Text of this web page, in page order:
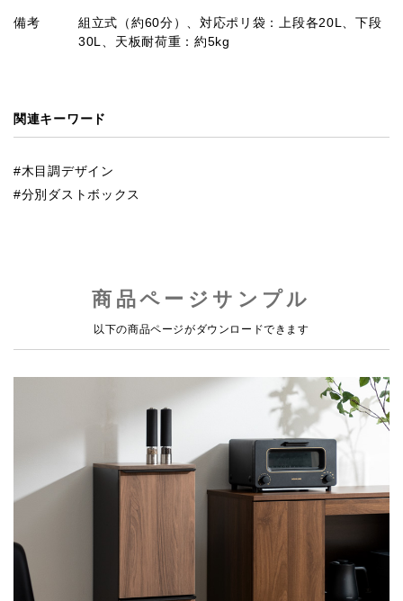
備考
組立式（約60分）、対応ポリ袋：上段各20L、下段
30L、天板耐荷重：約5kg
関連キーワード
木目調デザイン
分別ダストボックス
商品ページサンプル
以下の商品ページがダウンロードできます